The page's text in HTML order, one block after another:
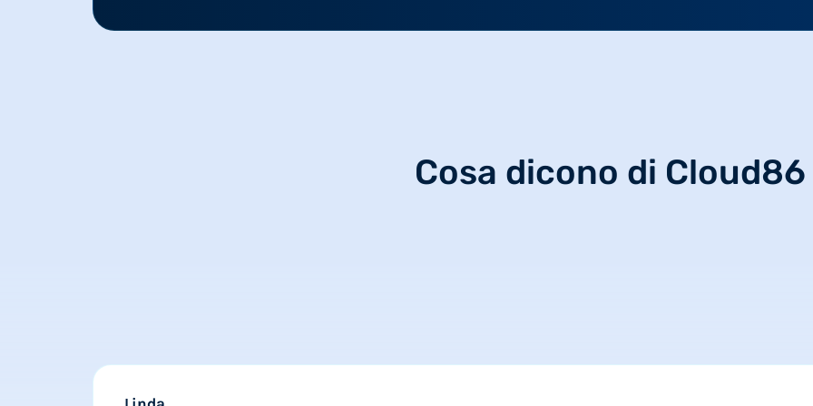
Cosa dicono di Cloud86